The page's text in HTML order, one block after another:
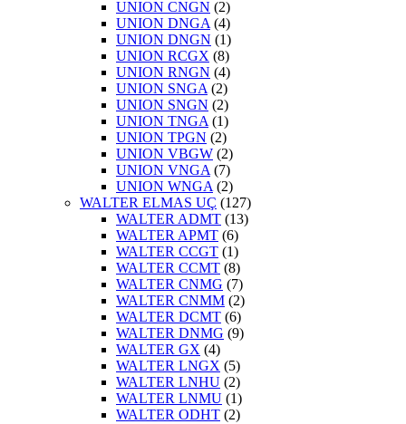
UNION CNGN (2)
UNION DNGA (4)
UNION DNGN (1)
UNION RCGX (8)
UNION RNGN (4)
UNION SNGA (2)
UNION SNGN (2)
UNION TNGA (1)
UNION TPGN (2)
UNION VBGW (2)
UNION VNGA (7)
UNION WNGA (2)
WALTER ELMAS UÇ (127)
WALTER ADMT (13)
WALTER APMT (6)
WALTER CCGT (1)
WALTER CCMT (8)
WALTER CNMG (7)
WALTER CNMM (2)
WALTER DCMT (6)
WALTER DNMG (9)
WALTER GX (4)
WALTER LNGX (5)
WALTER LNHU (2)
WALTER LNMU (1)
WALTER ODHT (2)